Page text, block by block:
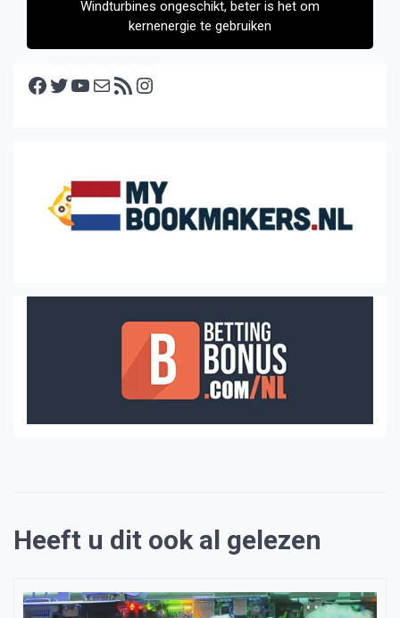
Windturbines ongeschikt, beter is het om
kernenergie te gebruiken
Facebook Twitter YouTube E-mail RSS feed
Heeft u dit ook al gelezen